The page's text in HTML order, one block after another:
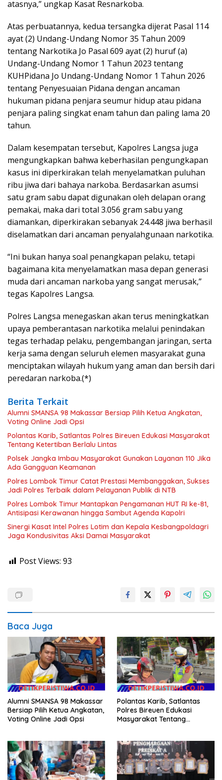
atasnya,” ungkap Kasat Resnarkoba.
Atas perbuatannya, kedua tersangka dijerat Pasal 114
ayat (2) Undang-Undang Nomor 35 Tahun 2009
tentang Narkotika Jo Pasal 609 ayat (2) huruf (a)
Undang-Undang Nomor 1 Tahun 2023 tentang
KUHPidana Jo Undang-Undang Nomor 1 Tahun 2026
tentang Penyesuaian Pidana dengan ancaman
hukuman pidana penjara seumur hidup atau pidana
penjara paling singkat enam tahun dan paling lama 20
tahun.
Dalam kesempatan tersebut, Kapolres Langsa juga
mengungkapkan bahwa keberhasilan pengungkapan
kasus ini diperkirakan telah menyelamatkan puluhan
ribu jiwa dari bahaya narkoba. Berdasarkan asumsi
satu gram sabu dapat digunakan oleh delapan orang
pemakai, maka dari total 3.056 gram sabu yang
diamankan, diperkirakan sebanyak 24.448 jiwa berhasil
diselamatkan dari ancaman penyalahgunaan narkotika.
“Ini bukan hanya soal penangkapan pelaku, tetapi
bagaimana kita menyelamatkan masa depan generasi
muda dari ancaman narkoba yang sangat merusak,”
tegas Kapolres Langsa.
Polres Langsa menegaskan akan terus meningkatkan
upaya pemberantasan narkotika melalui penindakan
tegas terhadap pelaku, pengembangan jaringan, serta
kerja sama dengan seluruh elemen masyarakat guna
menciptakan wilayah hukum yang aman dan bersih dari
peredaran narkoba.(*)
Berita Terkait
Alumni SMANSA 98 Makassar Bersiap Pilih Ketua Angkatan,
Voting Online Jadi Opsi
Polantas Karib, Satlantas Polres Bireuen Edukasi Masyarakat
Tentang Ketertiban Berlalu Lintas
Polsek Jangka Imbau Masyarakat Gunakan Layanan 110 Jika
Ada Gangguan Keamanan
Polres Lombok Timur Catat Prestasi Membanggakan, Sukses
Jadi Polres Terbaik dalam Pelayanan Publik di NTB
Polres Lombok Timur Mantapkan Pengamanan HUT RI ke-81,
Antisipasi Kerawanan hingga Sambut Agenda Kapolri
Sinergi Kasat Intel Polres Lotim dan Kepala Kesbangpoldagri
Jaga Kondusivitas Aksi Damai Masyarakat
Post Views: 93
Baca Juga
Alumni SMANSA 98 Makassar
Bersiap Pilih Ketua Angkatan,
Voting Online Jadi Opsi
Polantas Karib, Satlantas
Polres Bireuen Edukasi
Masyarakat Tentang